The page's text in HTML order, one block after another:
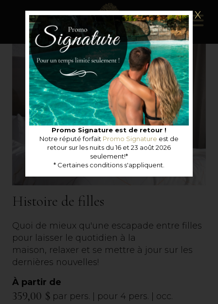
X
Promo Signature est de retour !
Notre réputé forfait Promo Signature est de
retour sur les nuits du 16 et 23 août 2026
seulement!*
* Certaines conditions s'appliquent.
Histoire de filles
Quoi de mieux qu'une escapade entre filles
pour laisser le quotidien à la
maison, relaxer et se mettre à jour sur les
dernières nouvelles!
À partir de
359,00 $ par pers. | pour 4 pers. | occ.